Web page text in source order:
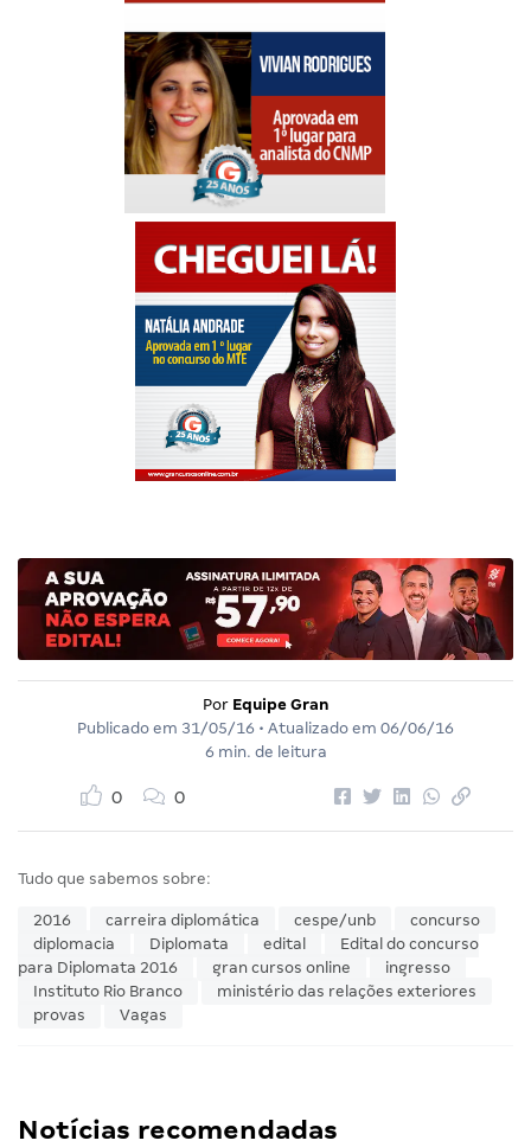
Por Equipe Gran
Publicado em 31/05/16 • Atualizado em 06/06/16
6 min. de leitura
0 0
Tudo que sabemos sobre:
2016 carreira diplomática cespe/unb
concurso
diplomacia
Diplomata edital
Edital do concurso
para Diplomata 2016
gran cursos online
ingresso
Instituto Rio Branco
ministério das relações exteriores
provas
Vagas
Notícias recomendadas